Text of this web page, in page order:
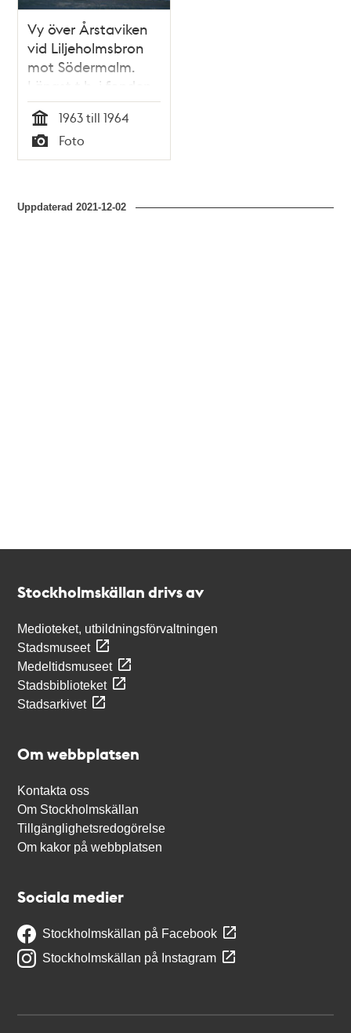
Vy över Årstaviken
vid Liljeholmsbron
mot Södermalm.
Längst t.h. i fonden
Vårdhemmet
Högalid
Tid
1963 till 1964
Typ
Foto
Uppdaterad2021-12-02
Stockholmskällan drivs av
Medioteket, utbildningsförvaltningen
Stadsmuseet
Medeltidsmuseet
Stadsbiblioteket
Stadsarkivet
Om webbplatsen
Kontakta oss
Om Stockholmskällan
Tillgänglighetsredogörelse
Om kakor på webbplatsen
Sociala medier
Stockholmskällan på Facebook
Stockholmskällan på Instagram